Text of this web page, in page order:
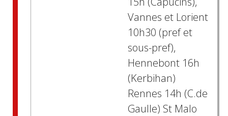
Vannes et Lorient
10h30 (pref et
sous-pref),
Hennebont 16h
(Kerbihan)
Rennes 14h (C.de
Gaulle) St Malo